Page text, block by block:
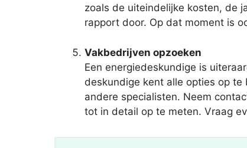
zoals de uiteindelijke kosten, de
rapport door. Op dat moment is
Vakbedrijven opzoeken
Een energiedeskundige is
deskundige kent alle opties op
andere specialisten. Neem
tot in detail op te meten. Vraag